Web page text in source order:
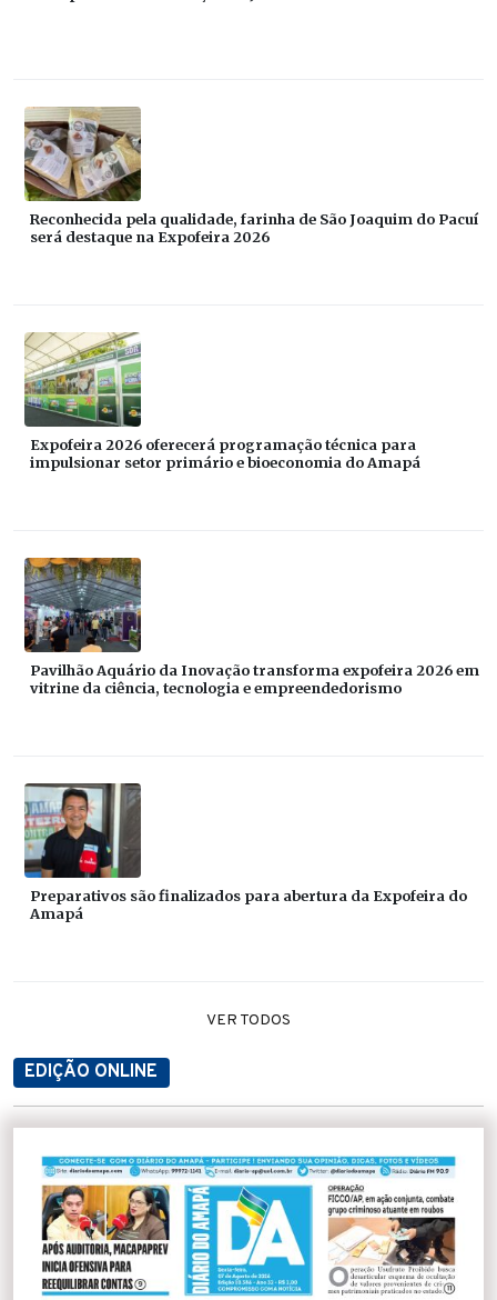
Reconhecida pela qualidade, farinha de São Joaquim do Pacuí
será destaque na Expofeira 2026
Expofeira 2026 oferecerá programação técnica para
impulsionar setor primário e bioeconomia do Amapá
Pavilhão Aquário da Inovação transforma expofeira 2026 em
vitrine da ciência, tecnologia e empreendedorismo
Preparativos são finalizados para abertura da Expofeira do
Amapá
VER TODOS
EDIÇÃO ONLINE